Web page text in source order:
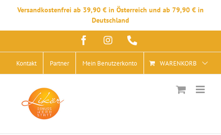
Versandkostenfrei ab 39,90 € in Österreich und ab 79,90 € in
Deutschland
springen
FacebookInstagram
Kontakt Partner Mein Benutzerkonto WARENKORB